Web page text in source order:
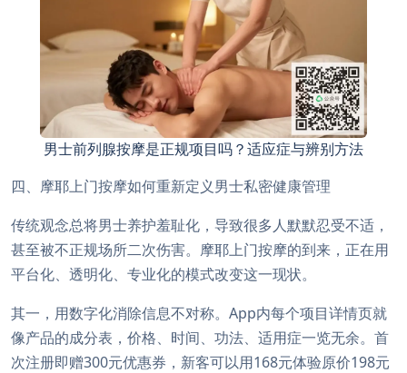
男士前列腺按摩是正规项目吗？适应症与辨别方法
四、摩耶上门按摩如何重新定义男士私密健康管理
传统观念总将男士养护羞耻化，导致很多人默默忍受不适，
甚至被不正规场所二次伤害。摩耶上门按摩的到来，正在用
平台化、透明化、专业化的模式改变这一现状。
其一，用数字化消除信息不对称。App内每个项目详情页就
像产品的成分表，价格、时间、功法、适用症一览无余。首
次注册即赠300元优惠券，新客可以用168元体验原价198元